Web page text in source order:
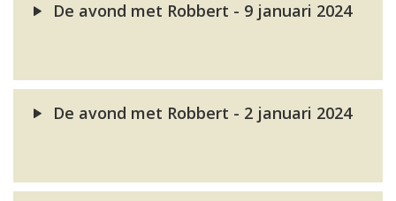
De avond met Robbert - 9 januari 2024
De avond met Robbert - 2 januari 2024